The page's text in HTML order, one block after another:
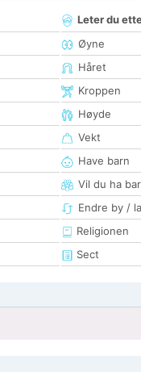
Leter du
Øyne
Håret
Kroppen
Høyde
Vekt
Have barn
Vil du ha
Endre by /
Religionen
Sect